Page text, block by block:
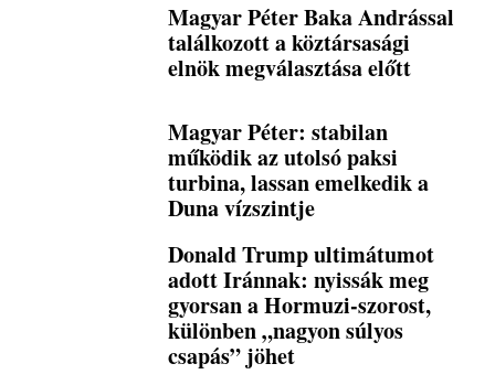
Magyar Péter Baka Andrással
találkozott a köztársasági
elnök megválasztása előtt
Magyar Péter: stabilan
működik az utolsó paksi
turbina, lassan emelkedik a
Duna vízszintje
Donald Trump ultimátumot
adott Iránnak: nyissák meg
gyorsan a Hormuzi-szorost,
különben „nagyon súlyos
csapás” jöhet